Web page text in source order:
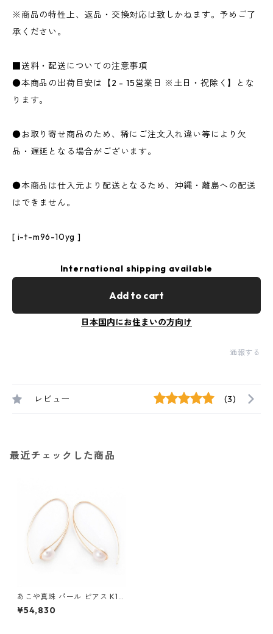
※商品の特性上、返品・交換対応は致しかねます。予めご了
承ください。
■送料・配送についての注意事項
●本商品の出荷目安は【2 - 15営業日 ※土日・祝除く】とな
ります。
●お取り寄せ商品のため、稀にご注文入れ違い等により欠
品・遅延となる場合がございます。
●本商品は仕入元より配送となるため、沖縄・離島への配送
はできません。
[ i-t-m96-10yg ]
International shipping available
Add to cart
日本国内にお住まいの方向け
通報する
レビュー (3)
最近チェックした商品
あこや真珠 パール ピアス K10
イエローゴールド ジプシー フ
ック ピアス 7mm 7ミリ珠 ア
¥54,830